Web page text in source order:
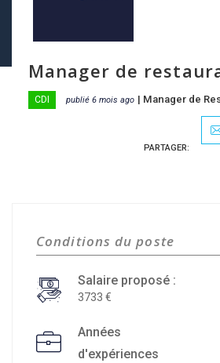
Manager de
CDI publié 6 mois ago | Manager de
PARTAGER:
Conditions du poste
Salaire proposé :
3733
Années
d'expériences